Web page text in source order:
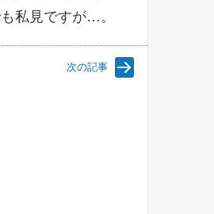
私見ですが…。
次の記事